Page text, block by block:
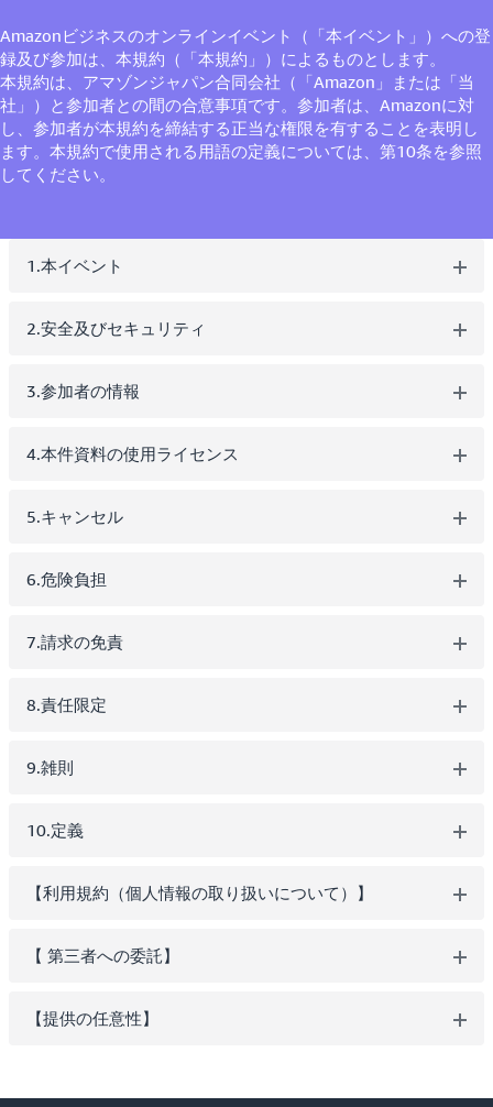
Amazonビジネスのオンラインイベント（「本イベント」）への登
録及び参加は、本規約（「本規約」）によるものとします。
本規約は、アマゾンジャパン合同会社（「Amazon」または「当
社」）と参加者との間の合意事項です。参加者は、Amazonに対
し、参加者が本規約を締結する正当な権限を有することを表明し
ます。本規約で使用される用語の定義については、第10条を参照
してください。
1.本イベント
2.安全及びセキュリティ
3.参加者の情報
4.本件資料の使用ライセンス
5.キャンセル
6.危険負担
7.請求の免責
8.責任限定
9.雑則
10.定義
【利用規約（個人情報の取り扱いについて）】
【 第三者への委託】
【提供の任意性】